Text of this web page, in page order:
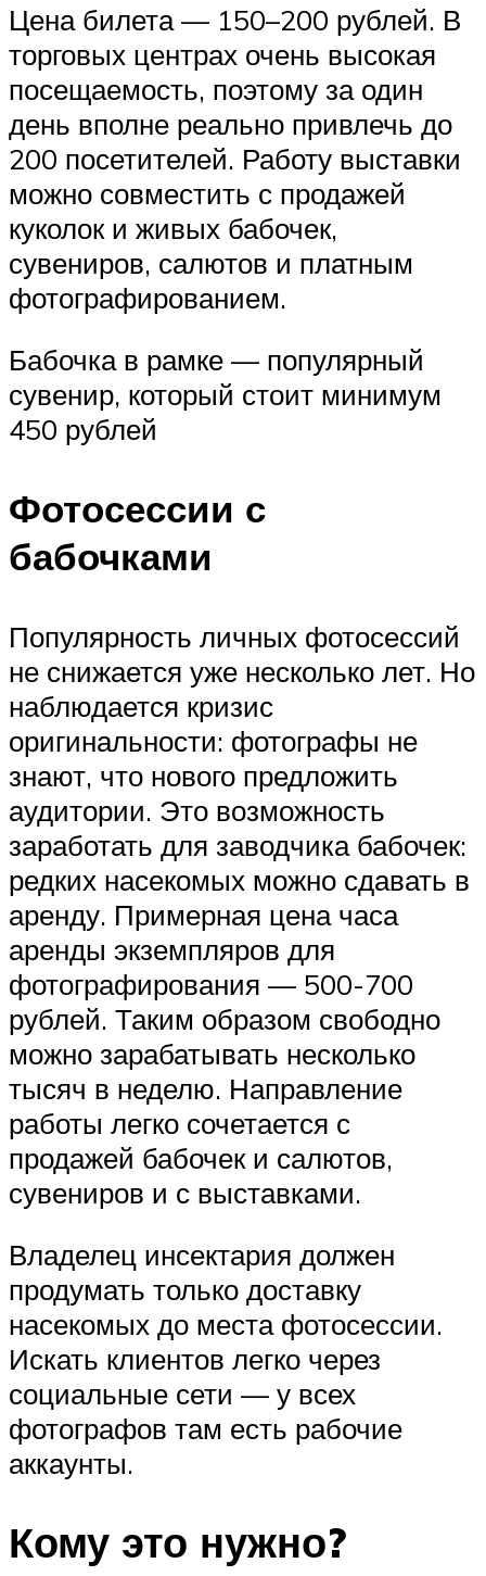
Цена билета — 150–200 рублей. В
торговых центрах очень высокая
посещаемость, поэтому за один
день вполне реально привлечь до
200 посетителей. Работу выставки
можно совместить с продажей
куколок и живых бабочек,
сувениров, салютов и платным
фотографированием.
Бабочка в рамке — популярный
сувенир, который стоит минимум
450 рублей
Фотосессии с
бабочками
Популярность личных фотосессий
не снижается уже несколько лет. Но
наблюдается кризис
оригинальности: фотографы не
знают, что нового предложить
аудитории. Это возможность
заработать для заводчика бабочек:
редких насекомых можно сдавать в
аренду. Примерная цена часа
аренды экземпляров для
фотографирования — 500-700
рублей. Таким образом свободно
можно зарабатывать несколько
тысяч в неделю. Направление
работы легко сочетается с
продажей бабочек и салютов,
сувениров и с выставками.
Владелец инсектария должен
продумать только доставку
насекомых до места фотосессии.
Искать клиентов легко через
социальные сети — у всех
фотографов там есть рабочие
аккаунты.
Кому это нужно?